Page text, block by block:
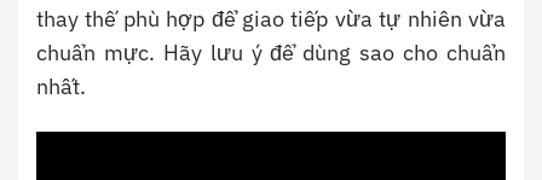
thay thế phù hợp để giao tiếp vừa tự nhiên vừa
chuẩn mực. Hãy lưu ý để dùng sao cho chuẩn
nhất.